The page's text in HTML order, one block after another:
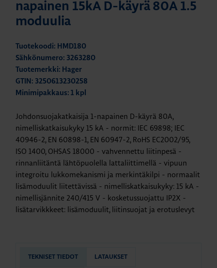
napainen 15kA D-käyrä 80A 1.5
moduulia
Tuotekoodi: HMD180
Sähkönumero: 3263280
Tuotemerkki: Hager
GTIN: 3250613230258
Minimipakkaus: 1 kpl
Johdonsuojakatkaisija 1-napainen D-käyrä 80A,
nimelliskatkaisukyky 15 kA - normit: IEC 69898; IEC
40946-2, EN 60898-1, EN 60947-2, RoHS EC2002/95,
ISO 1400, OHSAS 18000 - vahvennettu liitinpesä -
rinnanliitäntä lähtöpuolella lattaliittimellä - vipuun
integroitu lukkomekanismi ja merkintäkilpi - normaalit
lisämoduulit liitettävissä - nimelliskatkaisukyky: 15 kA -
nimellisjännite 240/415 V - kosketussuojattu IP2X -
lisätarvikkkeet: lisämoduulit, liitinsuojat ja erotuslevyt
TEKNISET TIEDOT LATAUKSET